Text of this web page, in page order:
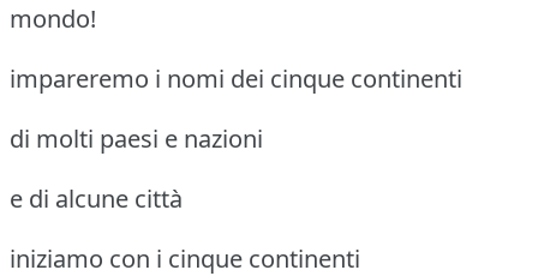
mondo!
impareremo i nomi dei cinque continenti
di molti paesi e nazioni
e di alcune città
iniziamo con i cinque continenti